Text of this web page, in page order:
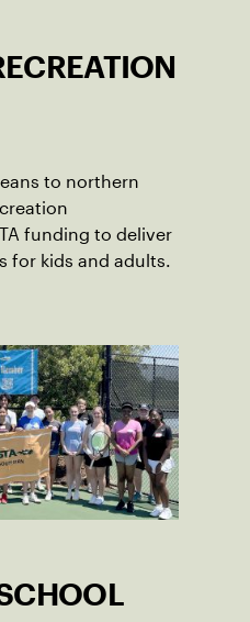
to northern
funding to deliver
for kids and adults.